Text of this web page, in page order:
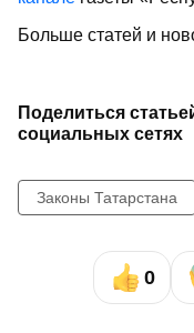
Больше статей и
Поделиться
социальных сетях
Законы Татарстана
0